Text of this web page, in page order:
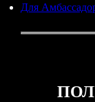
Для